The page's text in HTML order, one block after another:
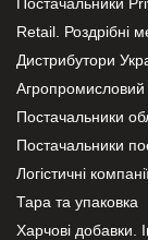
Retail. Роздрібні
Дистрибутори
Агропромисловий
Постачальники
Постачальники
Логістичні
Тара та упаковка
Харчові добавки.